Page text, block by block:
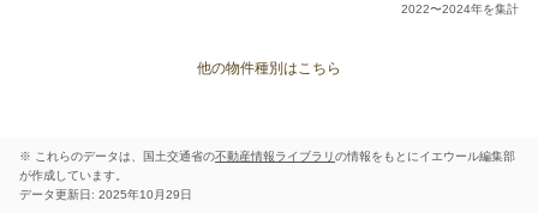
2022〜2024年を集計
他の物件種別はこちら
※ これらのデータは、国土交通省の不動産情報ライブラリの情報をもとにイエウール編集部
が作成しています。
データ更新日: 2025年10月29日